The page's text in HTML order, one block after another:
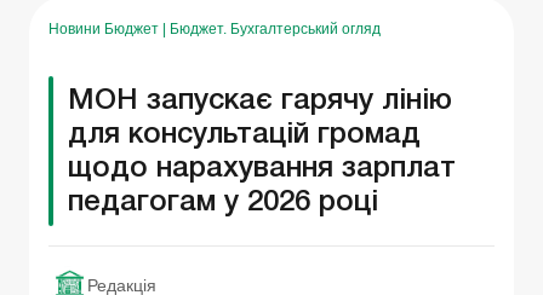
Новини Бюджет Бюджет. Бухгалтерський огляд
МОН запускає гарячу лінію
для консультацій громад
щодо нарахування зарплат
педагогам у 2026 році
Редакція